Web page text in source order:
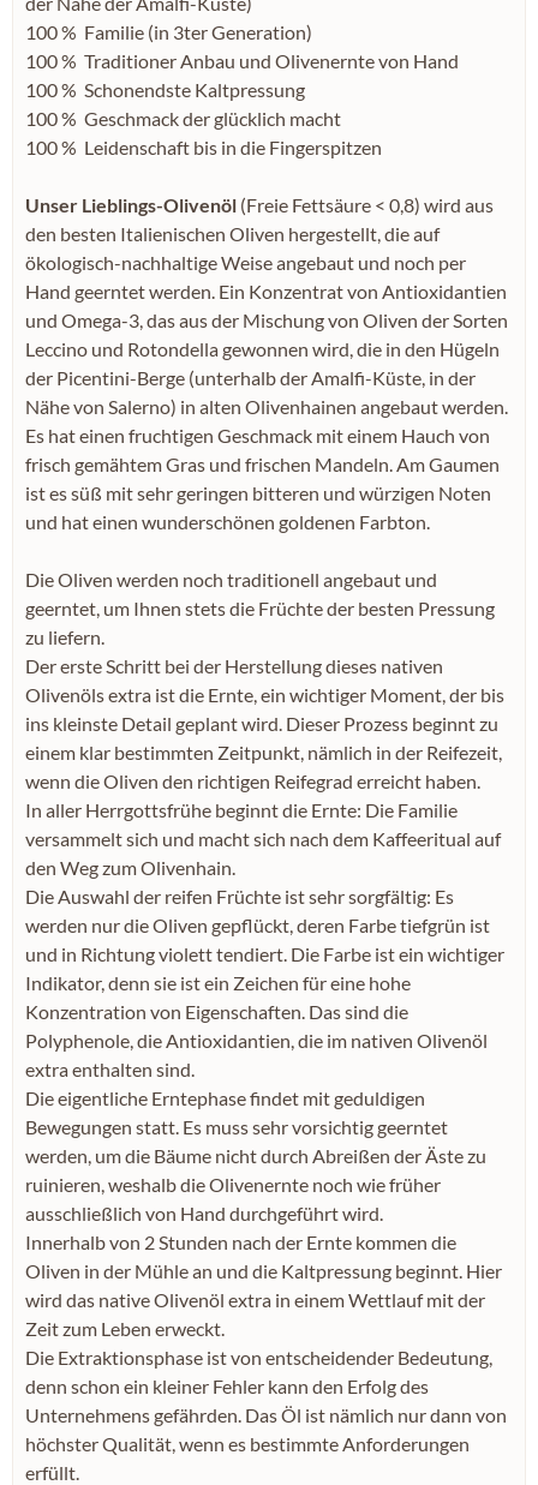
100 % Familie (in 3ter Generation)
100 % Traditioner Anbau und Olivenernte von Hand
100 % Schonendste Kaltpressung
100 % Geschmack der glücklich macht
100 % Leidenschaft bis in die Fingerspitzen
Unser Lieblings-Olivenöl (Freie Fettsäure < 0,8) wird aus
den besten Italienischen Oliven hergestellt, die auf
ökologisch-nachhaltige Weise angebaut und noch per
Hand geerntet werden. Ein Konzentrat von Antioxidantien
und Omega-3, das aus der Mischung von Oliven der Sorten
Leccino und Rotondella gewonnen wird, die in den Hügeln
der Picentini-Berge (unterhalb der Amalfi-Küste, in der
Nähe von Salerno) in alten Olivenhainen angebaut werden.
Es hat einen fruchtigen Geschmack mit einem Hauch von
frisch gemähtem Gras und frischen Mandeln. Am Gaumen
ist es süß mit sehr geringen bitteren und würzigen Noten
und hat einen wunderschönen goldenen Farbton.
Die Oliven werden noch traditionell angebaut und
geerntet, um Ihnen stets die Früchte der besten Pressung
zu liefern.
Der erste Schritt bei der Herstellung dieses nativen
Olivenöls extra ist die Ernte, ein wichtiger Moment, der bis
ins kleinste Detail geplant wird. Dieser Prozess beginnt zu
einem klar bestimmten Zeitpunkt, nämlich in der Reifezeit,
wenn die Oliven den richtigen Reifegrad erreicht haben.
In aller Herrgottsfrühe beginnt die Ernte: Die Familie
versammelt sich und macht sich nach dem Kaffeeritual auf
den Weg zum Olivenhain.
Die Auswahl der reifen Früchte ist sehr sorgfältig: Es
werden nur die Oliven gepflückt, deren Farbe tiefgrün ist
und in Richtung violett tendiert. Die Farbe ist ein wichtiger
Indikator, denn sie ist ein Zeichen für eine hohe
Konzentration von Eigenschaften. Das sind die
Polyphenole, die Antioxidantien, die im nativen Olivenöl
extra enthalten sind.
Die eigentliche Erntephase findet mit geduldigen
Bewegungen statt. Es muss sehr vorsichtig geerntet
werden, um die Bäume nicht durch Abreißen der Äste zu
ruinieren, weshalb die Olivenernte noch wie früher
ausschließlich von Hand durchgeführt wird.
Innerhalb von 2 Stunden nach der Ernte kommen die
Oliven in der Mühle an und die Kaltpressung beginnt. Hier
wird das native Olivenöl extra in einem Wettlauf mit der
Zeit zum Leben erweckt.
Die Extraktionsphase ist von entscheidender Bedeutung,
denn schon ein kleiner Fehler kann den Erfolg des
Unternehmens gefährden. Das Öl ist nämlich nur dann von
höchster Qualität, wenn es bestimmte Anforderungen
erfüllt.